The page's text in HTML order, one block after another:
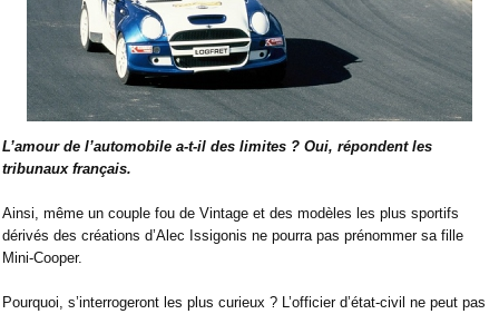
L’amour de l’automobile a-t-il des limites ? Oui, répondent les
tribunaux français.
Ainsi, même un couple fou de Vintage et des modèles les plus sportifs
dérivés des créations d’Alec Issigonis ne pourra pas prénommer sa fille
Mini-Cooper.
Pourquoi, s’interrogeront les plus curieux ? L’officier d’état-civil ne peut pas